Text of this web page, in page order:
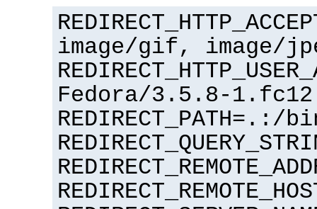
image/gif, image/
Fedora/3.5.8-